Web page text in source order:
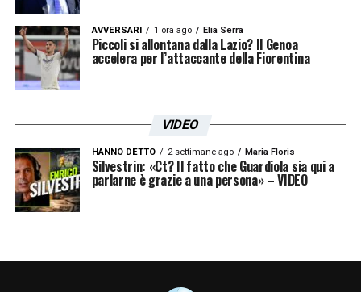
PARTITA DECISIVA –«Mancano 5 partite
alla fine e tutte sono motivo di rischio e
opportunità. Perdere ora punti è
punti possibili».
PROTESTA TIFOSI –«Non penso ci
condizioni, sarebbe solo la mancanza di
AVVERSARI 1 ora ago Elia Serra
Piccoli si allontana dalla Lazio? Il Genoa
accelera per l’attaccante della Fiorentina
VIDEO
HANNO DETTO 2 settimane ago Maria Floris
Silvestrin: «Ct? Il fatto che Guardiola sia qui a
parlarne è grazie a una persona» – VIDEO